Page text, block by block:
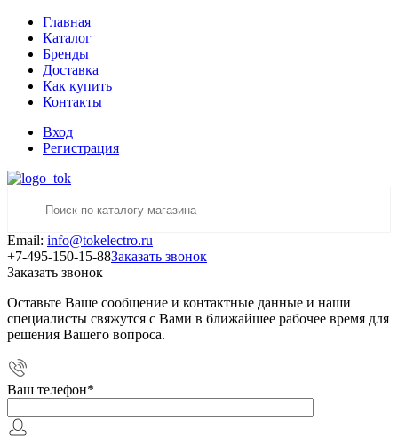
Главная
Каталог
Бренды
Доставка
Как купить
Контакты
Вход
Регистрация
Email: info@tokelectro.ru
+7-495-150-15-88Заказать звонок
Заказать звонок
Оставьте Ваше сообщение и контактные данные и наши
специалисты свяжутся с Вами в ближайшее рабочее время для
решения Вашего вопроса.
Ваш телефон*